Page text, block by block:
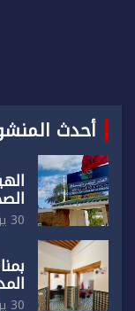
أحدث
ضيق”
30 يوليو، 2026
30 يوليو، 2026